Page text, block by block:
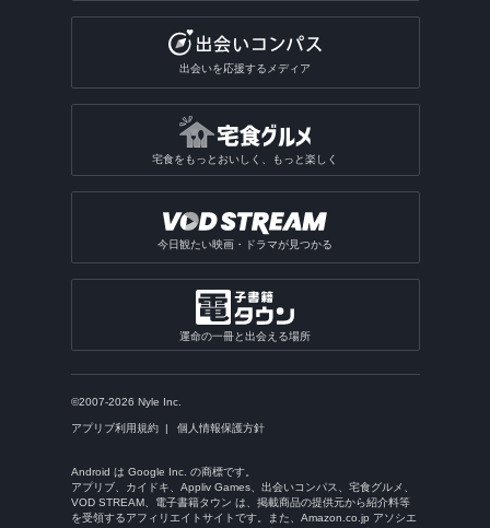
出会いを応援するメディア
宅食をもっとおいしく、もっと楽しく
今日観たい映画・ドラマが見つかる
運命の一冊と出会える場所
©2007-2026 Nyle Inc.
アプリブ利用規約 個人情報保護方針
Android は Google Inc. の商標です。
アプリブ、カイドキ、Appliv Games、出会いコンパス、宅食グルメ、
VOD STREAM、電子書籍タウン は、掲載商品の提供元から紹介料等
を受領するアフィリエイトサイトです。また、Amazon.co.jp アソシエ